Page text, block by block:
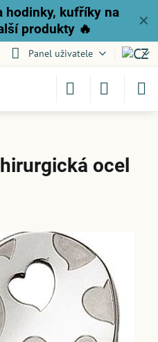
✕
hodinky, kufříky na
produkty 🔥
Panel uživatele
ocel